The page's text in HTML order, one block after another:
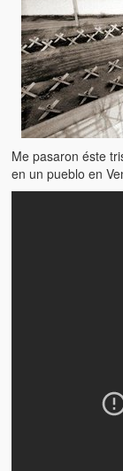
El Tipo y los
Teques)
Hablé con
La burla del
Chavez “such
Los niños de
Víctimas del
poder hasta
Me pasaron éste
en un pueblo en